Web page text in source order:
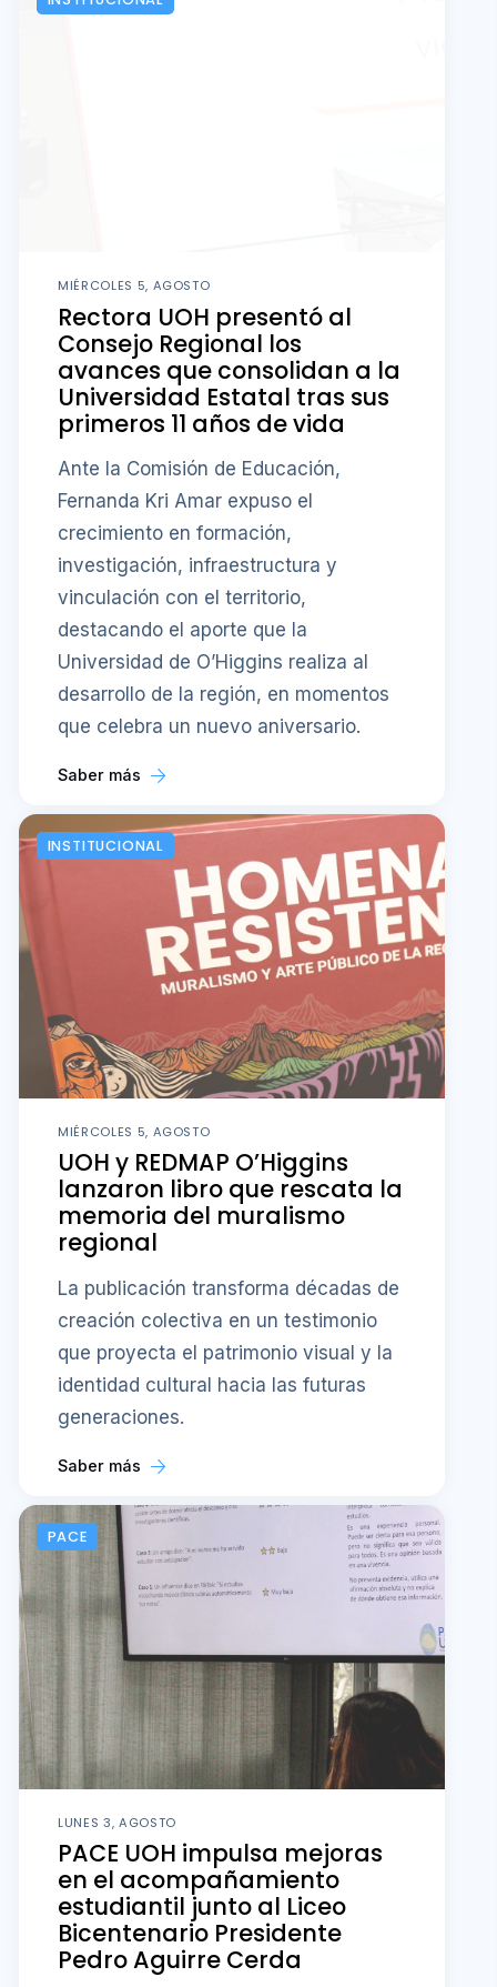
MIÉRCOLES 5, AGOSTO
Rectora UOH presentó al
Consejo Regional los
avances que consolidan a la
Universidad Estatal tras sus
primeros 11 años de vida
Ante la Comisión de Educación,
Fernanda Kri Amar expuso el
crecimiento en formación,
investigación, infraestructura y
vinculación con el territorio,
destacando el aporte que la
Universidad de O’Higgins realiza al
desarrollo de la región, en momentos
que celebra un nuevo aniversario.
Saber más
INSTITUCIONAL
MIÉRCOLES 5, AGOSTO
UOH y REDMAP O’Higgins
lanzaron libro que rescata la
memoria del muralismo
regional
La publicación transforma décadas de
creación colectiva en un testimonio
que proyecta el patrimonio visual y la
identidad cultural hacia las futuras
generaciones.
Saber más
PACE
LUNES 3, AGOSTO
PACE UOH impulsa mejoras
en el acompañamiento
estudiantil junto al Liceo
Bicentenario Presidente
Pedro Aguirre Cerda